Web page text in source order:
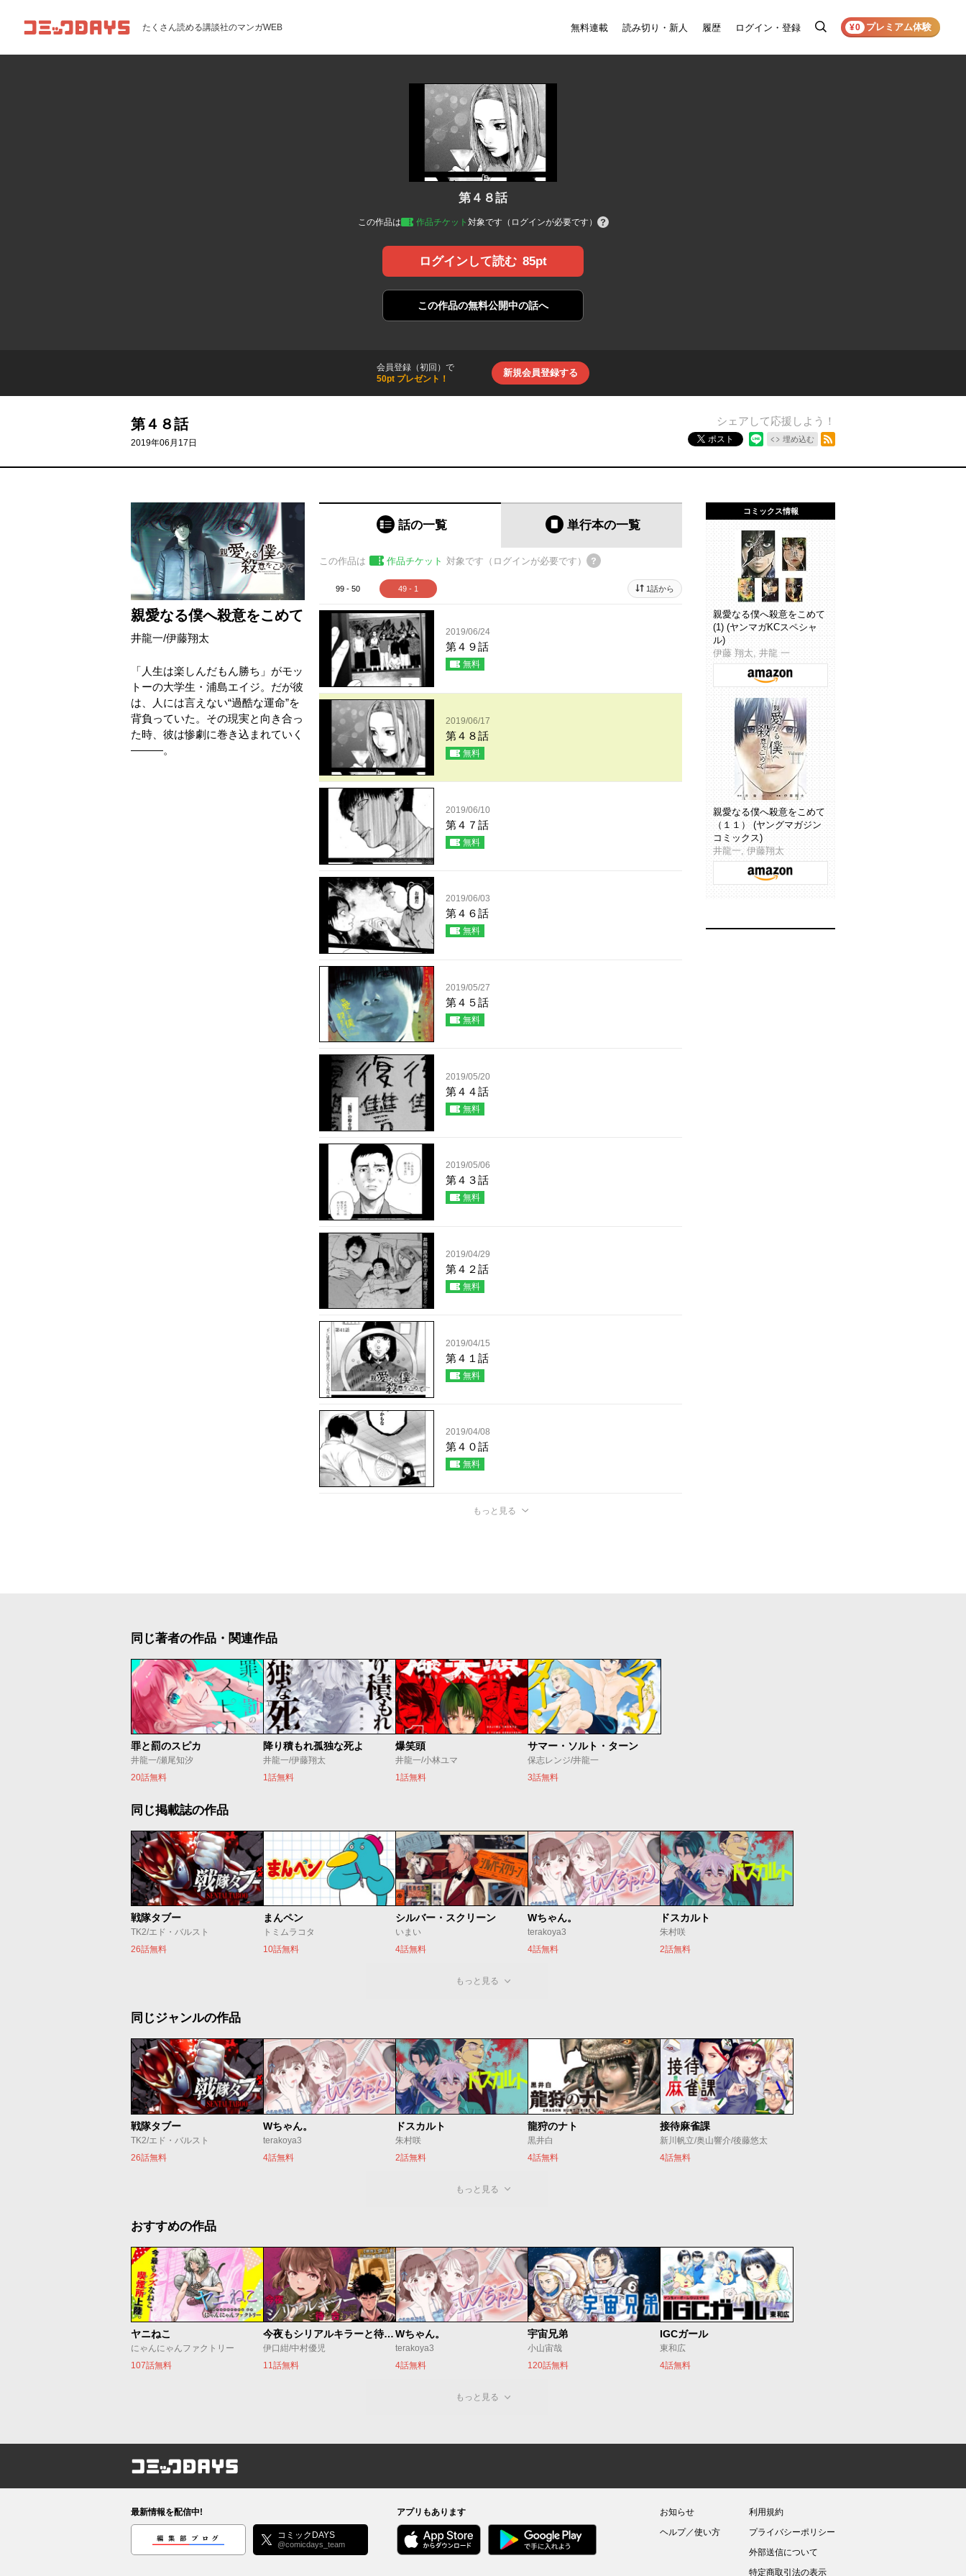
コミックDAYS たくさん読める講談社のマンガWEB 無料連載 読み切り・新人 履歴 ログイン・登録
検
¥0 プレミアム体験
第４８話
この作品は 作品チケット 対象です（ログインが必要です）
ログインして読む 85pt
この作品の無料公開中の話へ
会員登録（初回）で
50pt プレゼント！
新規会員登録する
第４８話
2019年06月17日
シェアして応援しよう！
ポスト 埋め込む
親愛なる僕へ殺意をこめて
井龍一/伊藤翔太
「人生は楽しんだもん勝ち」がモッ
トーの大学生・浦島エイジ。だが彼
は、人には言えない“過酷な運命”を
背負っていた。その現実と向き合っ
た時、彼は惨劇に巻き込まれていく
―――。
話の一覧 単行本の一覧
この作品は 作品チケット 対象です（ログインが必要です）
99 - 50 49 - 1 1話から
2019/06/24
第４９話
無料
2019/06/17
第４８話
無料
2019/06/10
第４７話
無料
2019/06/03
第４６話
無料
2019/05/27
第４５話
無料
2019/05/20
第４４話
無料
2019/05/06
第４３話
無料
2019/04/29
第４２話
無料
2019/04/15
第４１話
無料
2019/04/08
第４０話
無料
もっと見る
コミックス情報
親愛なる僕へ殺意をこめて
(1) (ヤンマガKCスペシャ
ル)
伊藤 翔太, 井龍 一
親愛なる僕へ殺意をこめて
（１１） (ヤングマガジン
コミックス)
井龍一, 伊藤翔太
同じ著者の作品・関連作品
罪と罰のスピカ
井龍一/瀬尾知汐
20話無料
降り積もれ孤独な死よ
井龍一/伊藤翔太
1話無料
爆笑頭
井龍一/小林ユマ
1話無料
サマー・ソルト・ターン
保志レンジ/井龍一
3話無料
同じ掲載誌の作品
戦隊タブー
TK2/エド・バルスト
26話無料
まんペン
トミムラコタ
10話無料
シルバー・スクリーン
いまい
4話無料
Wちゃん。
terakoya3
4話無料
ドスカルト
朱村咲
2話無料
もっと見る
同じジャンルの作品
戦隊タブー
TK2/エド・バルスト
26話無料
Wちゃん。
terakoya3
4話無料
ドスカルト
朱村咲
2話無料
龍狩のナト
黒井白
4話無料
接待麻雀課
新川帆立/奥山響介/後藤悠太
4話無料
もっと見る
おすすめの作品
ヤニねこ
にゃんにゃんファクトリー
107話無料
今夜もシリアルキラーと待ち合わせ
伊口紺/中村優児
11話無料
Wちゃん。
terakoya3
4話無料
宇宙兄弟
小山宙哉
120話無料
IGCガール
東和広
4話無料
もっと見る
コミックDAYS
最新情報を配信中!
編集部ブログ コミックDAYS
@comicdays_team
アプリもあります
お知らせ
ヘルプ／使い方
利用規約
プライバシーポリシー
外部送信について
特定商取引法の表示